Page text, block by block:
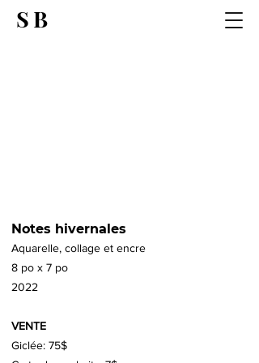
SB
Notes hivernales
Aquarelle, collage et encre
8 po x 7 po
2022
VENTE
Giclée: 75$